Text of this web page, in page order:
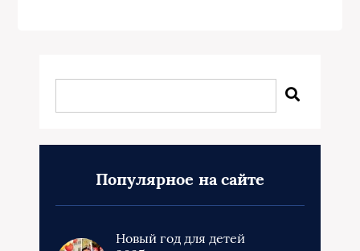
Популярное на сайте
Новый год для детей